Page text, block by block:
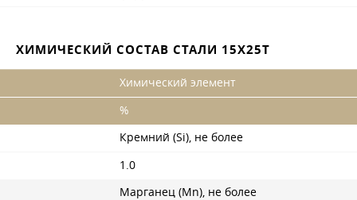
ХИМИЧЕСКИЙ СОСТАВ СТАЛИ 15Х25Т
Химический элемент
%
Кремний (Si), не более
1.0
Марганец (Mn), не более